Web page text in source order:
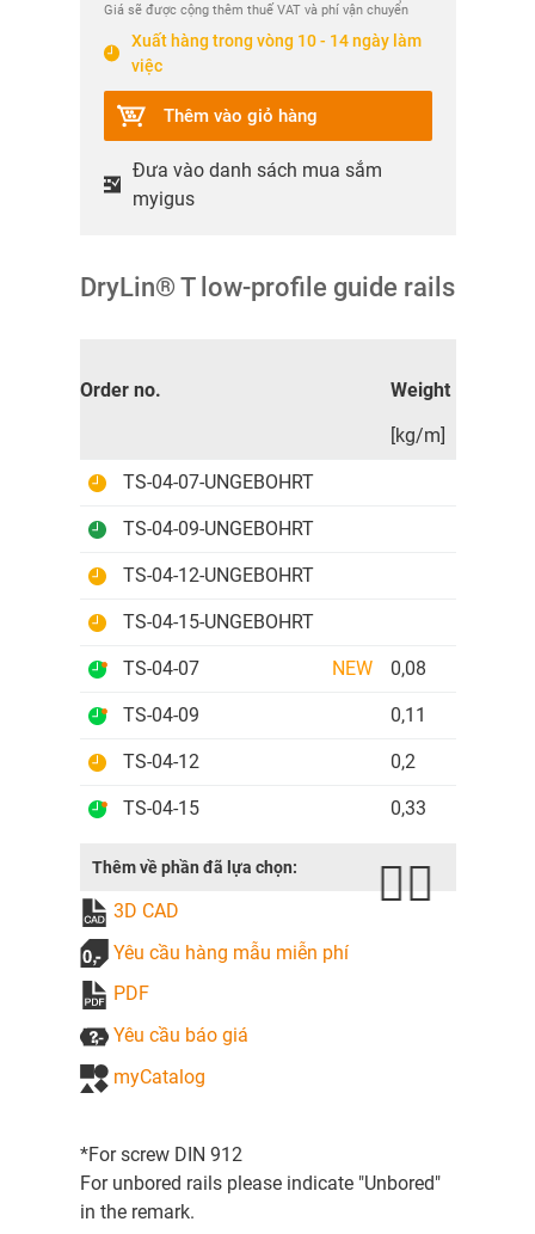
Giá sẽ được cộng thêm thuế VAT và phí vận chuyển
Xuất hàng trong vòng 10 - 14 ngày làm
việc
Thêm vào giỏ hàng
Đưa vào danh sách mua sắm
myigus
DryLin® T low-profile guide rails
Order no. Weight
[kg/m]
TS-04-07-UNGEBOHRT
TS-04-09-UNGEBOHRT
TS-04-12-UNGEBOHRT
TS-04-15-UNGEBOHRT
TS-04-07 NEW 0,08
TS-04-09 0,11
TS-04-12 0,2
TS-04-15 0,33
Thêm về phần đã lựa chọn:
3D CAD
Yêu cầu hàng mẫu miễn phí
PDF
Yêu cầu báo giá
myCatalog
*For screw DIN 912
For unbored rails please indicate "Unbored"
in the remark.